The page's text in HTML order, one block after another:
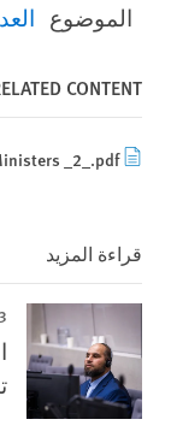
الموضوع
CONTENT
_2_.pdf
قراءة المزيد
13